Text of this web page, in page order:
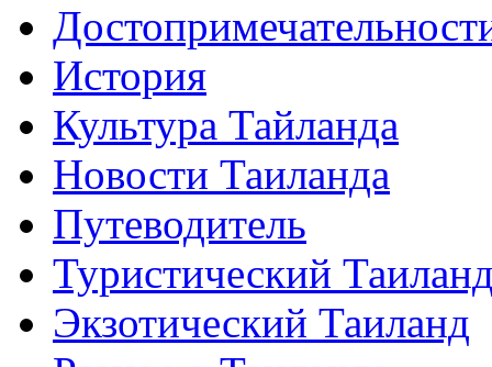
История
Культура Тайланда
Новости Таиланда
Путеводитель
Туристический
Экзотический Таиланд